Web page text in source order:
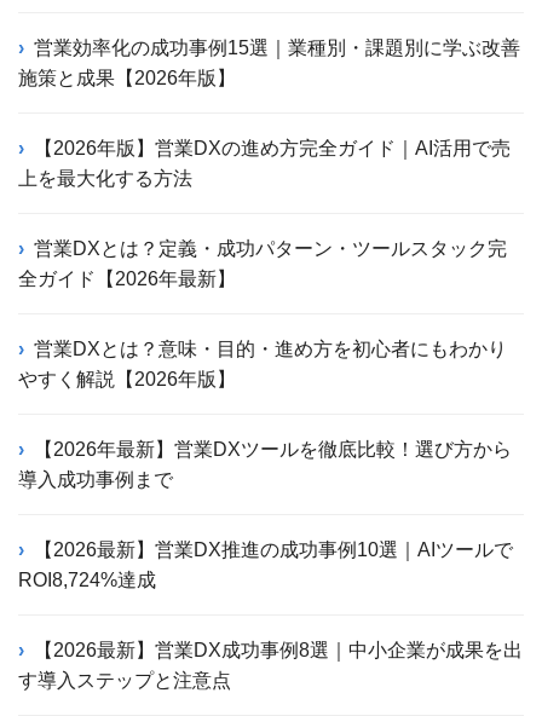
営業効率化の成功事例15選｜業種別・課題別に学ぶ改善
施策と成果【2026年版】
【2026年版】営業DXの進め方完全ガイド｜AI活用で売
上を最大化する方法
営業DXとは？定義・成功パターン・ツールスタック完
全ガイド【2026年最新】
営業DXとは？意味・目的・進め方を初心者にもわかり
やすく解説【2026年版】
【2026年最新】営業DXツールを徹底比較！選び方から
導入成功事例まで
【2026最新】営業DX推進の成功事例10選｜AIツールで
ROI8,724%達成
【2026最新】営業DX成功事例8選｜中小企業が成果を出
す導入ステップと注意点